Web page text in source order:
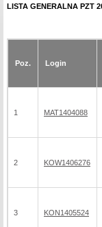
LISTA GENERALNA PZT
Poz. Login
1 MAT1404088
2 KOW1406276
3 KON1405524